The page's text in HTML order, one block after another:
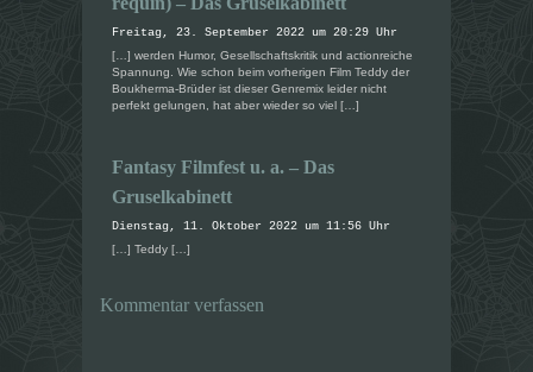
g
ö
f
f
n
e
t
g
e
ö
f
f
n
e
t
Freitag, 23. September 2022 um 20:29 Uhr
[…] werden Humor, Gesellschaftskritik und actionreiche
Spannung. Wie schon beim vorherigen Film Teddy der
Boukherma-Brüder ist dieser Genremix leider nicht
perfekt gelungen, hat aber wieder so viel […]
Fantasy Filmfest u. a. – Das
Gruselkabinett
Dienstag, 11. Oktober 2022 um 11:56 Uhr
[…] Teddy […]
Kommentar verfassen